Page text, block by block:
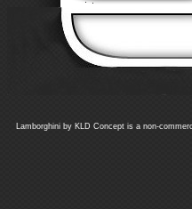
Lamborghini by KLD Concept is a non-